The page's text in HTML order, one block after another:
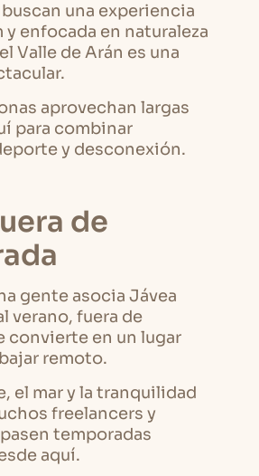
una experiencia
y enfocada en naturaleza
Valle de Arán es una
aprovechan largas
para combinar
y desconexión.
de
gente asocia Jávea
verano, fuera de
convierte en un lugar
remoto.
el mar y la tranquilidad
freelancers y
temporadas
aquí.